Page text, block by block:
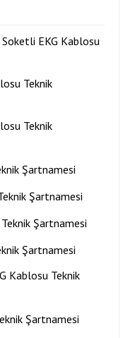
EKG Kablosu
Teknik
Teknik
Şartnamesi
Şartnamesi
Şartnamesi
Şartnamesi
Kablosu Teknik
Şartnamesi